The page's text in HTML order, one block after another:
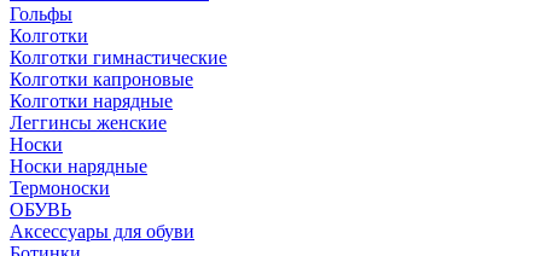
Гольфы
Колготки
Колготки гимнастические
Колготки капроновые
Колготки нарядные
Леггинсы женские
Носки
Носки нарядные
Термоноски
ОБУВЬ
Аксессуары для обуви